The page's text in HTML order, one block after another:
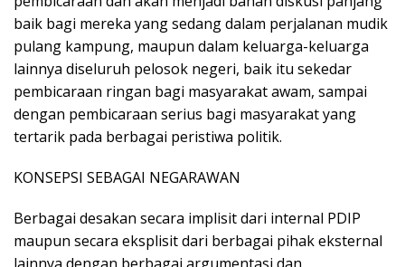
baik bagi mereka yang sedang dalam perjalanan mudik
pulang kampung, maupun dalam keluarga-keluarga
lainnya diseluruh pelosok negeri, baik itu sekedar
pembicaraan ringan bagi masyarakat awam, sampai
dengan pembicaraan serius bagi masyarakat yang
tertarik pada berbagai peristiwa politik.
KONSEPSI SEBAGAI NEGARAWAN
Berbagai desakan secara implisit dari internal PDIP
maupun secara eksplisit dari berbagai pihak eksternal